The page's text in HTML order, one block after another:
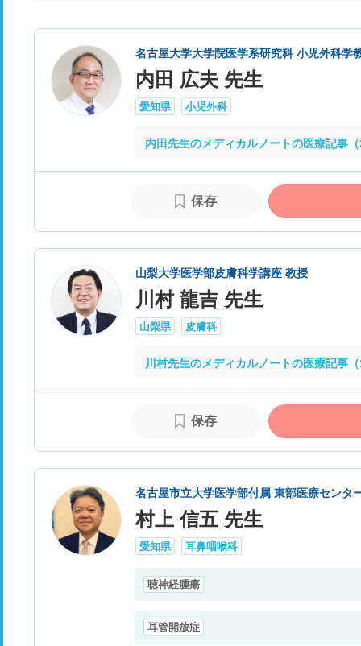
名古屋大学大学院医学系研究科 小児外科学
内田 広夫 先生
愛知県 小児外科
内田先生のメディカルノートの医療記事
保存
山梨大学医学部皮膚科学講座 教授
川村 龍吉 先生
山梨県 皮膚科
川村先生のメディカルノートの医療記事
保存
名古屋市立大学医学部付属 東部医療センタ
村上 信五 先生
愛知県 耳鼻咽喉科
聴神経腫瘍
耳管開放症